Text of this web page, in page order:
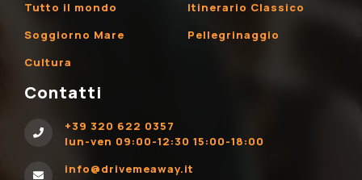
Tutto il mondo
Soggiorno Mare
Cultura
Itinerario Classico
Pellegrinaggio
Contatti
+39 320 622 0357
lun-ven 09:00-12:30 15:00-18:00
info@drivemeaway.it